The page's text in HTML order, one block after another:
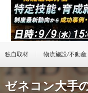
独自取材 物流施設/不動産
ゼネコン大手